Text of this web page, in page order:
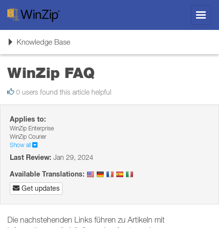
ToggleKnowledge Base
WinZip FAQ
0 users found this article helpful
Applies to:
WinZip Enterprise
WinZip Courier
Show all
Last Review: Jan 29, 2024
Available Translations:
Get updates
Die nachstehenden Links führen zu Artikeln mit